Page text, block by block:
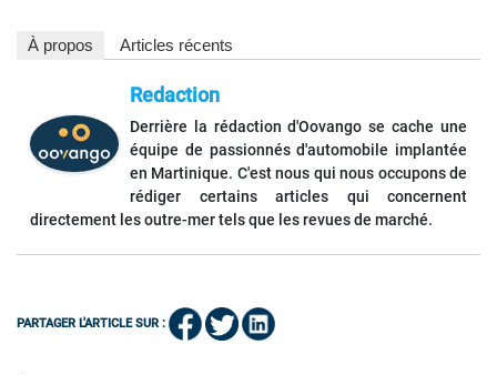
À propos Articles récents
Redaction
Derrière la rédaction d'Oovango se cache une
équipe de passionnés d'automobile implantée
en Martinique. C'est nous qui nous occupons de
rédiger certains articles qui concernent
directement les outre-mer tels que les revues de marché.
PARTAGER L'ARTICLE SUR :